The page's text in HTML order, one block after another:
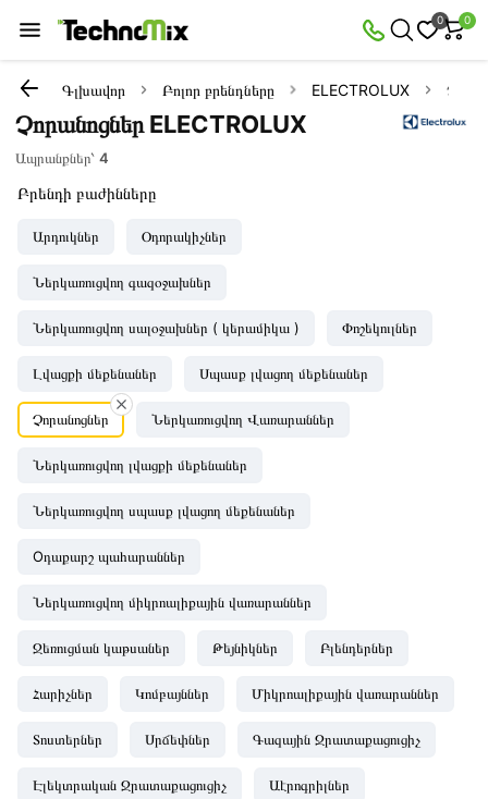
0 0
Գլխավոր Բոլոր բրենդները ELECTROLUX
Չորանոցներ ELECTROLUX
Ապրանքներ՝4
Բրենդի բաժինները
Արդուկներ Օդորակիչներ
Ներկառուցվող գազօջախներ
Ներկառուցվող սալօջախներ ( կերամիկա ) Փոշեկուլներ
Լվացքի մեքենաներ Սպասք լվացող մեքենաներ
Չորանոցներ Ներկառուցվող Վառարաններ
Ներկառուցվող լվացքի մեքենաներ
Ներկառուցվող սպասք լվացող մեքենաներ
Oդաքարշ պահարաններ
Ներկառուցվող միկրոալիքային վառարաններ
Ջեռուցման կաթսաներ Թեյնիկներ Բլենդերներ
Հարիչներ Կոմբայններ Միկրոալիքային վառարաններ
Տոստերներ Սրճեփներ Գազային Ջրատաքացուցիչ
Էլեկտրական Ջրատաքացուցիչ Աէրոգրիլներ